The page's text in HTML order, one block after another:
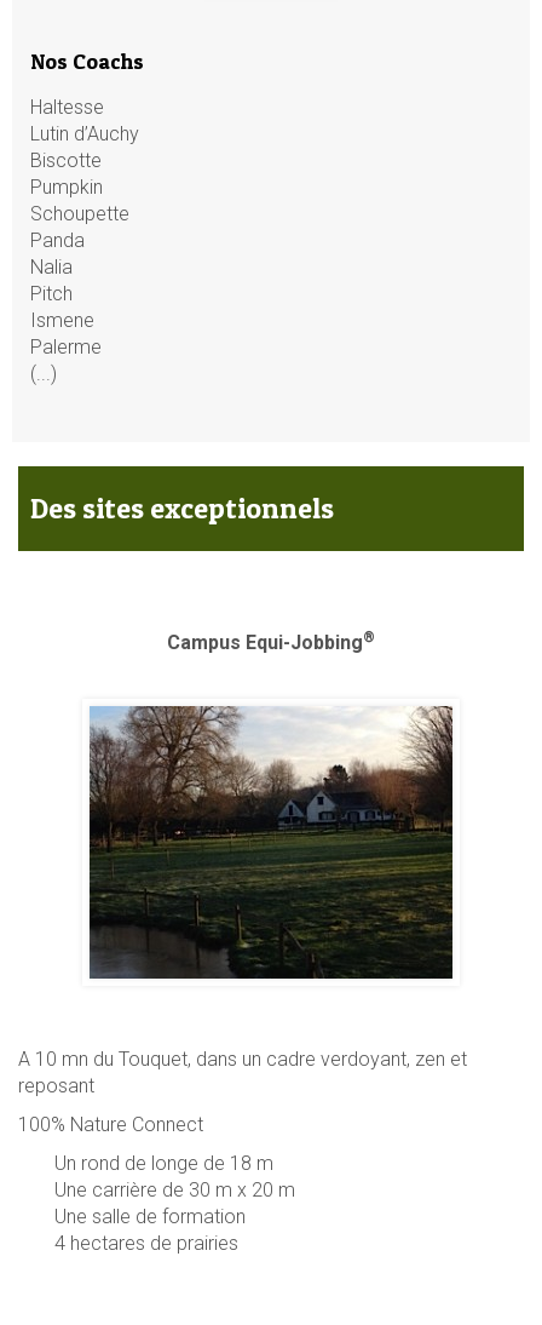
Nos Coachs
Haltesse
Lutin d’Auchy
Biscotte
Pumpkin
Schoupette
Panda
Nalia
Pitch
Ismene
Palerme
(...)
Des sites exceptionnels
Campus Equi-Jobbing®
A 10 mn du Touquet, dans un cadre verdoyant, zen et
reposant
100% Nature Connect
Un rond de longe de 18 m
Une carrière de 30 m x 20 m
Une salle de formation
4 hectares de prairies